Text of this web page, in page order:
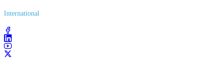
International